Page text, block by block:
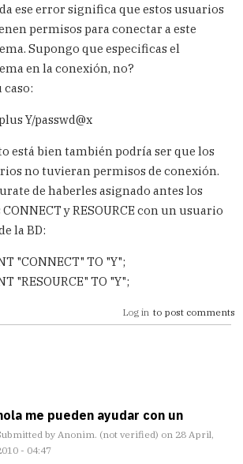
ese error significa que estos usuarios
permisos para conectar a este
Supongo que especificas el
en la conexión, no?
caso:
Y/passwd@x
está bien también podría ser que los
no tuvieran permisos de conexión.
de haberles asignado antes los
y RESOURCE con un usuario
la BD:
"CONNECT" TO "Y";
"RESOURCE" TO "Y";
Log in to post comments
me pueden ayudar con un
by Anonim. (not verified) on 28 April,
- 04:47